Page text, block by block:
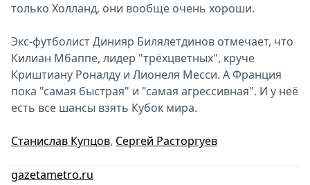
только Холланд, они вообще очень хороши.
Экс-футболист Динияр Билялетдинов отмечает, что
Килиан Мбаппе, лидер "трёхцветных", круче
Криштиану Роналду и Лионеля Месси. А Франция
пока "самая быстрая" и "самая агрессивная". И у неё
есть все шансы взять Кубок мира.
Станислав Купцов, Сергей Расторгуев
gazetametro.ru